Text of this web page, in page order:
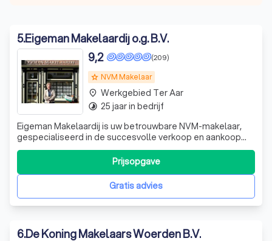
5.Eigeman Makelaardij o.g. B.V.
grade NVM Makelaar
(209)
9,2
Eigeman Makelaardij is uw betrouwbare NVM-makelaar,
gespecialiseerd in de succesvolle verkoop en aankoop
van woningen in Maarssen, Breukelen, Oud Zuilen,
Tienhoven, Utrecht en omstreken. Wij onderscheiden ons
door onze inzet en resultaatgerichte aanpak. Ons kantoor
is gevestigd in het hart van Maars
Gratis advies
Prijsopgave
place Werkgebied Ter Aar
timelapse 25 jaar in bedrijf
6.De Koning Makelaars Woerden B.V.